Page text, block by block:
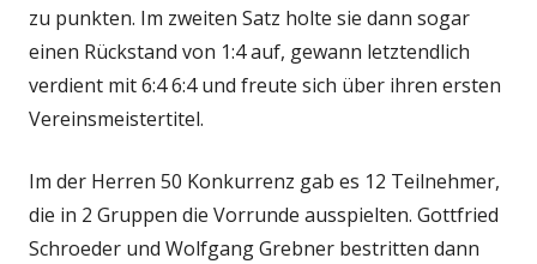
zu punkten. Im zweiten Satz holte sie dann sogar
einen Rückstand von 1:4 auf, gewann letztendlich
verdient mit 6:4 6:4 und freute sich über ihren ersten
Vereinsmeistertitel.
Im der Herren 50 Konkurrenz gab es 12 Teilnehmer,
die in 2 Gruppen die Vorrunde ausspielten. Gottfried
Schroeder und Wolfgang Grebner bestritten dann